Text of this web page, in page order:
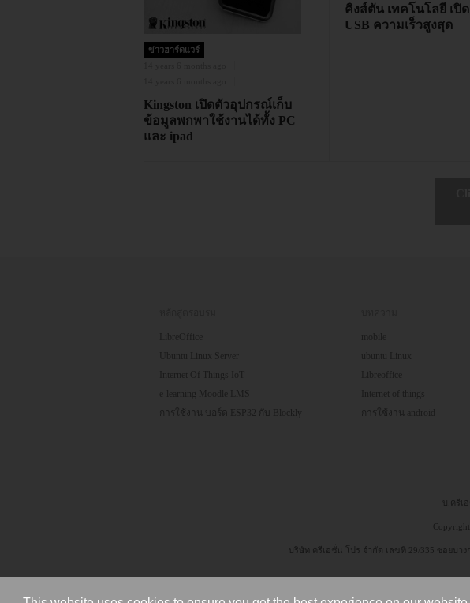
ข่าวฮาร์ดแวร์
Kingston เปิดตัวอุปกรณ์เก็บ
ข้อมูลพกพาใช้งานได้ทั้ง PC
และ ipad
คิงส์ตัน เทคโนโลยี เปิ
USB ความเร็วสูงสุด
LibreOffice
Ubuntu Linux Server
Internet Of Things IoT
e-learning Moodle LMS
การใช้งาน บอร์ด ESP32 กับ Blockly
mobile
ubuntu Linux
Internet of things
การใช้งาน android
บ.ครี
บริษัท ครีเอชั่น โปร จำกัด เลขที่ 29/335 ซอยบา